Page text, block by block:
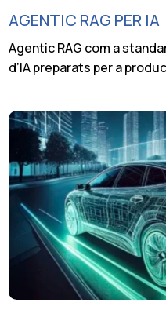
AGENTIC RAG PER IA
Agentic RAG com a
d’IA preparats per a